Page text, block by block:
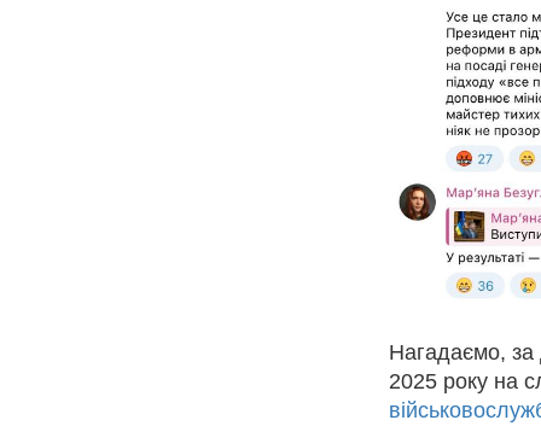
Нагадаємо, за
2025 року на